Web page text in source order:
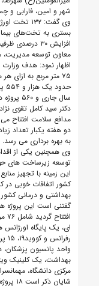
شهر و امین، فارابی و
بستری به تخت‌های
افزایش ۳۰ درصدی ظرفیت زیرساخت های بهداشتی درمانی کشور
معاون توسعه مدیریت،
۷۵ متر مربع به ازای
سال جاری و ۵۶۰ پروژه در سال آینده به بهره برداری می رسد.
دو هفته یکبار تعداد
به بهره برداری می رسد.
وی همچنین یکی از
توسعه زیرساخت های
این زمینه با تجهیز
کشور اتفاقات خوبی
بهداشتی و درمانی کشور در این دوره
مرکزی دانشگاه،